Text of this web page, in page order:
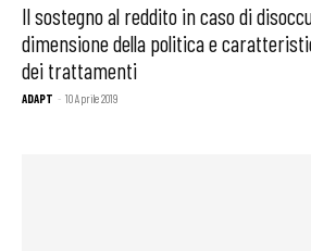
Il sostegno al reddito in caso di
dimensione della politica e
dei trattamenti
ADAPT - 10 Aprile 2019